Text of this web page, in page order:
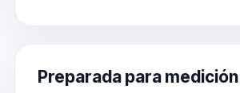
Preparada para medición